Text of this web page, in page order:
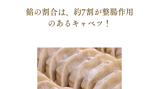
餡の割合は、約7割が整腸作用
のあるキャベツ！